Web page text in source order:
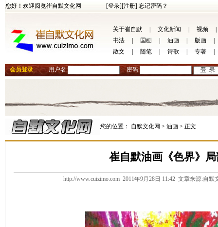
您好！欢迎阅览崔自默文化网 [登录][注册] 忘记密码？
关于崔自默 文化新闻 视频
书法
国画 油画 版画
散文
随笔 诗歌 专著
会员登录 用户名: 密码:
您的位置： 自默文化网 > 油画 > 正文
崔自默油画《色界》
http://www.cuizimo.com 2011年9月28日 11:42 文章来源:自